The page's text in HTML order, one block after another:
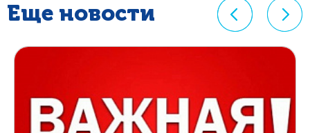
Еще новости